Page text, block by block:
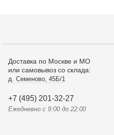
Доставка по Москве и МО
или самовывоз со склада:
д. Семеново, 45Б/1
+7 (495) 201-32-27
Ежедневно с 9:00 до 22:00